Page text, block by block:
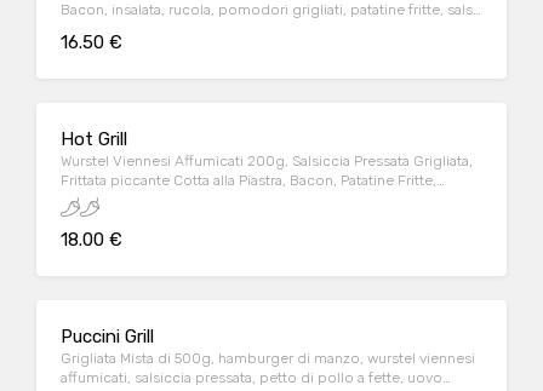
Bacon, insalata, rucola, pomodori grigliati, patatine fritte, salsa
16.50 €
Hot Grill
Wurstel Viennesi Affumicati 200g, Salsiccia Pressata Grigliata,
Frittata piccante Cotta alla Piastra, Bacon, Patatine Fritte,
Rucola, Pomodori, Piadina IGP alla Riminese marinata con
salsa Tabasco.
18.00 €
Puccini Grill
Grigliata Mista di 500g, hamburger di manzo, wurstel viennesi
affumicati, salsiccia pressata, petto di pollo a fette, uovo